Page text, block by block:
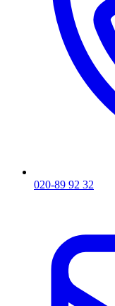
020-89 92 32